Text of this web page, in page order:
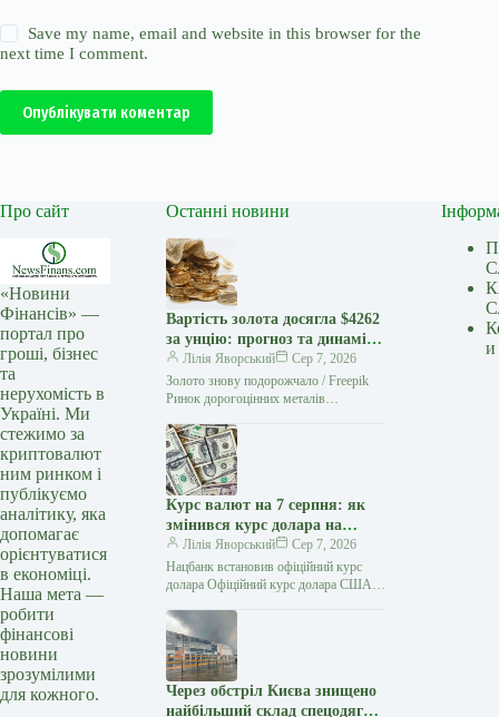
Save my name, email and website in this browser for the
next time I comment.
Опублікувати коментар
Про сайт
«Новини
Фінансів» —
портал про
гроші, бізнес
та
нерухомість в
Україні. Ми
стежимо за
криптовалют
ним ринком і
публікуємо
аналітику, яка
допомагає
орієнтуватися
в економіці.
Наша мета —
робити
фінансові
новини
зрозумілими
для кожного.
Останні новини
Вартість золота досягла $4262
за унцію: прогноз та динаміка
цінЛілія Яворський
Сер 7, 2026
Золото знову подорожчало / Freepik
Ринок дорогоцінних металів
підйом за останні місяці. Золото
утримує рівень понад $4200…
Курс валют на 7 серпня: як
змінився курс долара на
сьогодні?
Лілія Яворський
Сер 7, 2026
Нацбанк встановив офіційний курс
долара Офіційний курс долара США
водночас євро подорожчало на п’ять…
Через обстріл Києва знищено
найбільший склад спецодягу
и